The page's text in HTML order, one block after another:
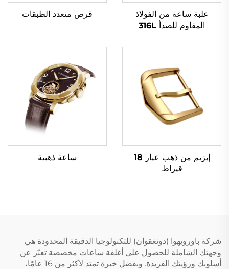
علبة ساعة من الفولاذ
المقاوم للصدأ 316L
قرص متعدد الطبقات
إبزيم من ذهب عيار 18
قيراط
ساعة ذهبية
شركة باورويهوا (دونغقوان) للتكنولوجيا الدقيقة المحدودة هي
وجهتك الشاملة للحصول على أغلفة ساعات مخصصة تعبّر عن
أسلوبك ورؤيتك الفريدة. وبفضل خبرة تمتد لأكثر من 16 عامًا،